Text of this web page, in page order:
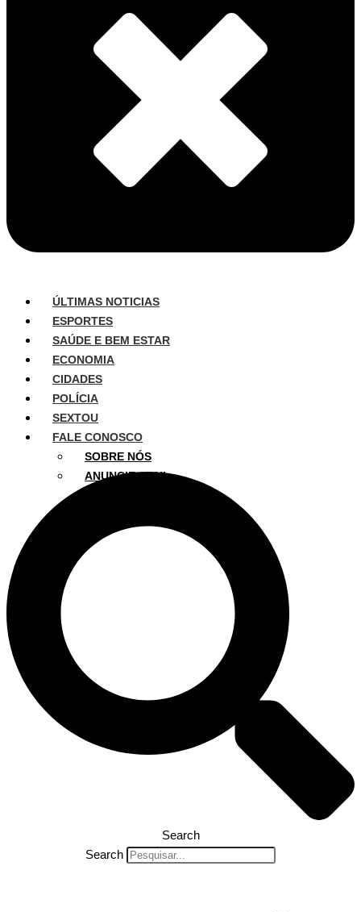
ÚLTIMAS NOTICIAS
ESPORTES
SAÚDE E BEM ESTAR
ECONOMIA
CIDADES
POLÍCIA
SEXTOU
FALE CONOSCO
SOBRE NÓS
ANUNCIE AQUI
Search
Search